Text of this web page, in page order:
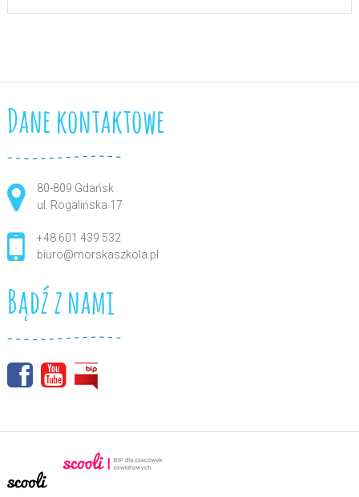
Dane kontaktowe
80-809 Gdańsk
ul. Rogalińska 17
+48 601 439 532
biuro@morskaszkola.pl
Bądź z nami